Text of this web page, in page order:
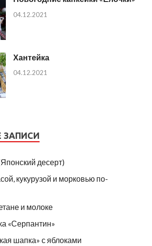
04.12.2021
Хантейка
04.12.2021
ЗАПИСИ
десерт)
кукурузой и морковью по-
и молоке
«Серпантин»
шапка» с яблоками